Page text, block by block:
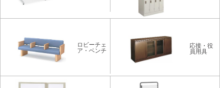
ロビーチェ
ア・ベンチ
応接・役
員用具